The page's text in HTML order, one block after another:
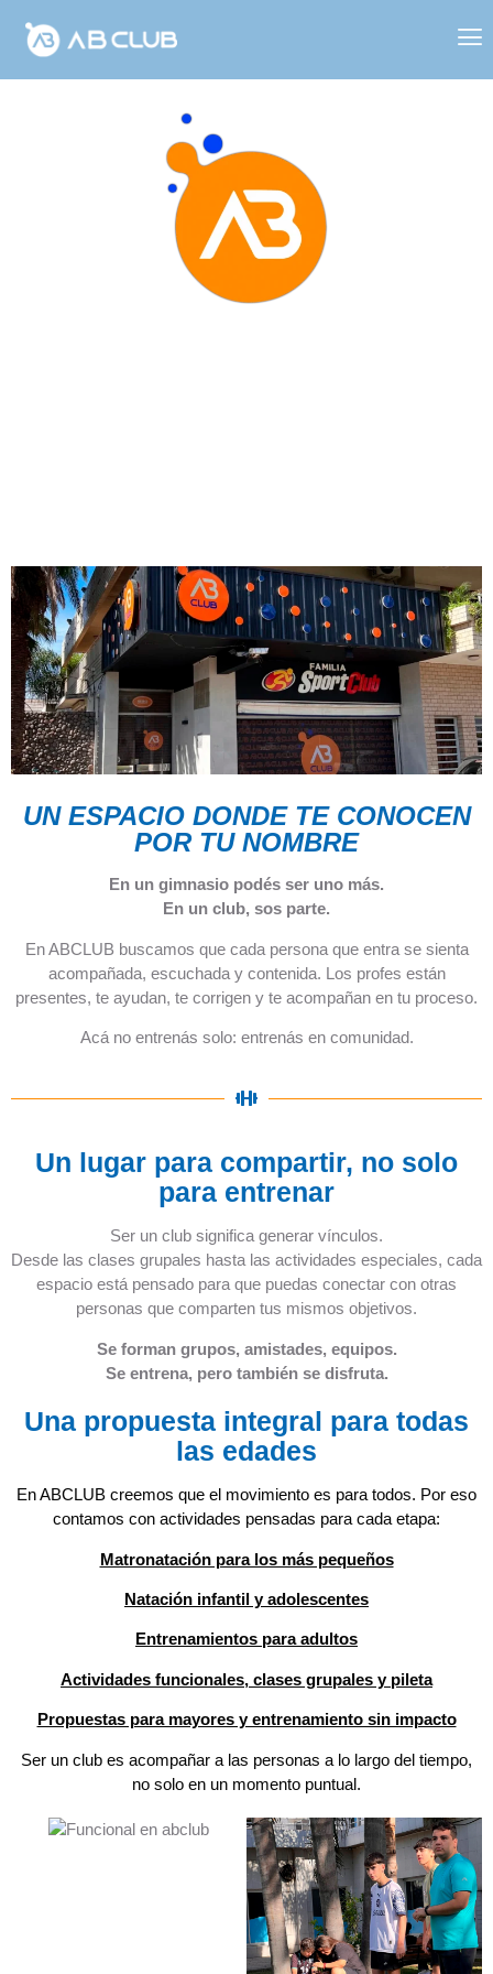
UN ESPACIO DONDE TE CONOCEN
POR TU NOMBRE
En un gimnasio podés ser uno más.
En un club, sos parte.
En ABCLUB buscamos que cada persona que entra se sienta
acompañada, escuchada y contenida. Los profes están
presentes, te ayudan, te corrigen y te acompañan en tu proceso.
Acá no entrenás solo: entrenás en comunidad.
Un lugar para compartir, no solo
para entrenar
Ser un club significa generar vínculos.
Desde las clases grupales hasta las actividades especiales, cada
espacio está pensado para que puedas conectar con otras
personas que comparten tus mismos objetivos.
Se forman grupos, amistades, equipos.
Se entrena, pero también se disfruta.
Una propuesta integral para todas
las edades
En ABCLUB creemos que el movimiento es para todos. Por eso
contamos con actividades pensadas para cada etapa:
Matronatación para los más pequeños
Natación infantil y adolescentes
Entrenamientos para adultos
Actividades funcionales, clases grupales y pileta
Propuestas para mayores y entrenamiento sin impacto
Ser un club es acompañar a las personas a lo largo del tiempo,
no solo en un momento puntual.